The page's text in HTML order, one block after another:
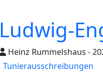
Ludwig-
Heinz Rummelshaus -
Tunierausschreibungen